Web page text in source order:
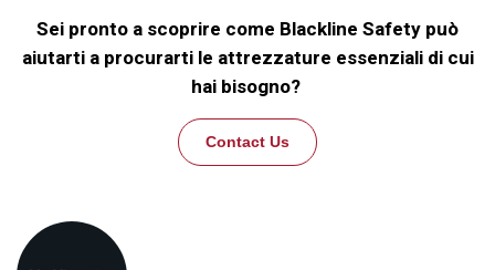
Sei pronto a scoprire come Blackline Safety può
aiutarti a procurarti le attrezzature essenziali di cui
hai bisogno?
Contact Us